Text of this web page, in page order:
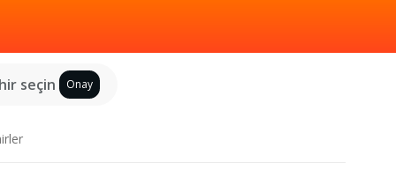
seçin Onay